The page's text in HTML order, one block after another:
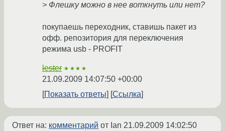
> Флешку можно в нее воткнуть или нет?
покупаешь переходник, ставишь пакет из
офф. репозитория для переключения
режима usb - PROFIT
lester ★★★★
21.09.2009 14:07:50 +00:00
Показать ответы
Ссылка
Ответ на: комментарий от Ian 21.09.2009 14:02:50